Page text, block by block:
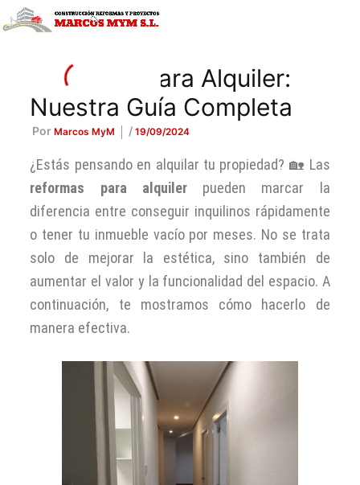
al
Reformas para Alquiler:
Nuestra Guía Completa
PorMarcos MyM /19/09/2024
¿Estás pensando en alquilar tu propiedad? 🏡 Las
reformas para alquilerpueden marcar la
diferencia entre conseguir inquilinos rápidamente
o tener tu inmueble vacío por meses. No se trata
solo de mejorar la estética, sino también de
aumentar el valor y la funcionalidad del espacio. A
continuación, te mostramos cómo hacerlo de
manera efectiva.